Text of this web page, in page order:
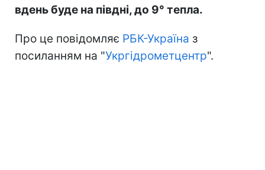
вдень буде на півдні, до 9° тепла.
Про це повідомляє РБК-Україна з
посиланням на "Укргідрометцентр".